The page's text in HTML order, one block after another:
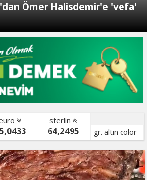
Ömer Halisdemir'e 'vefa'
sterlin
64,2495
gr. altın color-